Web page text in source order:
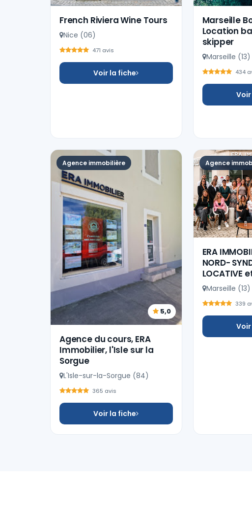
French Riviera Wine Tours
Nice (06)
471 avis
Voir la fiche
Marseille
Location
skipper
Marseille (13)
434
Agence immobilière
5,0
Agence du cours, ERA
Immobilier, l'Isle sur la
Sorgue
L'Isle-sur-la-Sorgue (84)
365 avis
Voir la fiche
Agence
ERA
NORD-
LOCATIVE
Marseille (13)
339